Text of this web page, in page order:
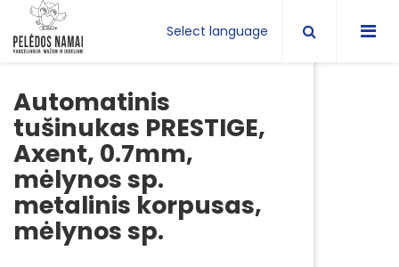
Select language
Automatinis
tušinukas PRESTIGE,
Axent, 0.7mm,
mėlynos sp.
metalinis korpusas,
mėlynos sp.